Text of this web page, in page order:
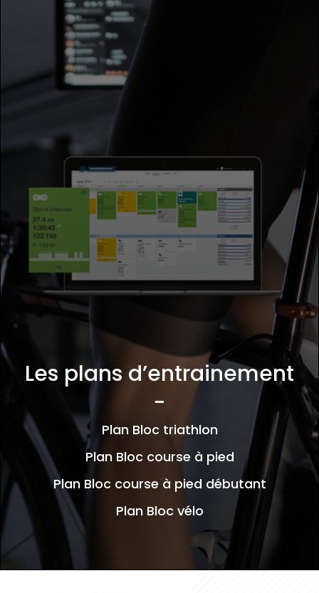
Les plans d’entrainement
−
Plan Bloc triathlon
Plan Bloc course à pied
Plan Bloc course à pied débutant
Plan Bloc vélo